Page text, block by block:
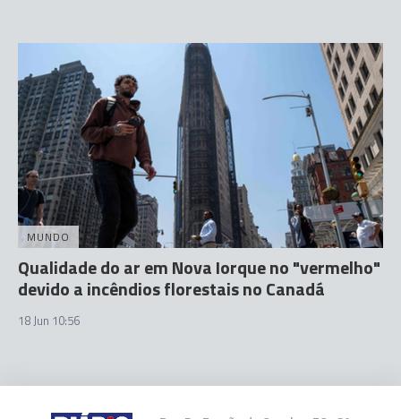
MUNDO
Qualidade do ar em Nova Iorque no "vermelho"
devido a incêndios florestais no Canadá
18 Jun 10:56